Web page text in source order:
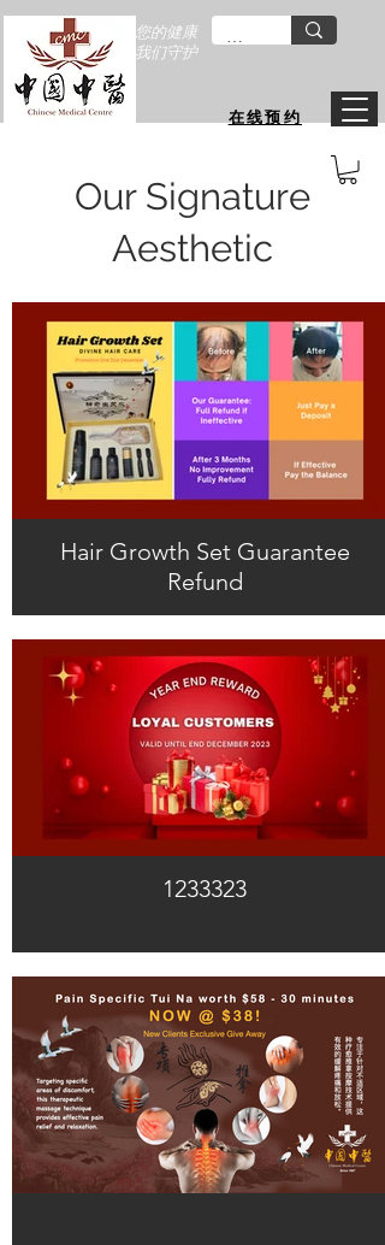
您的健康
我们守护
在线预约
Our Signature
Aesthetic
Hair Growth Set Guarantee
Refund
1233323